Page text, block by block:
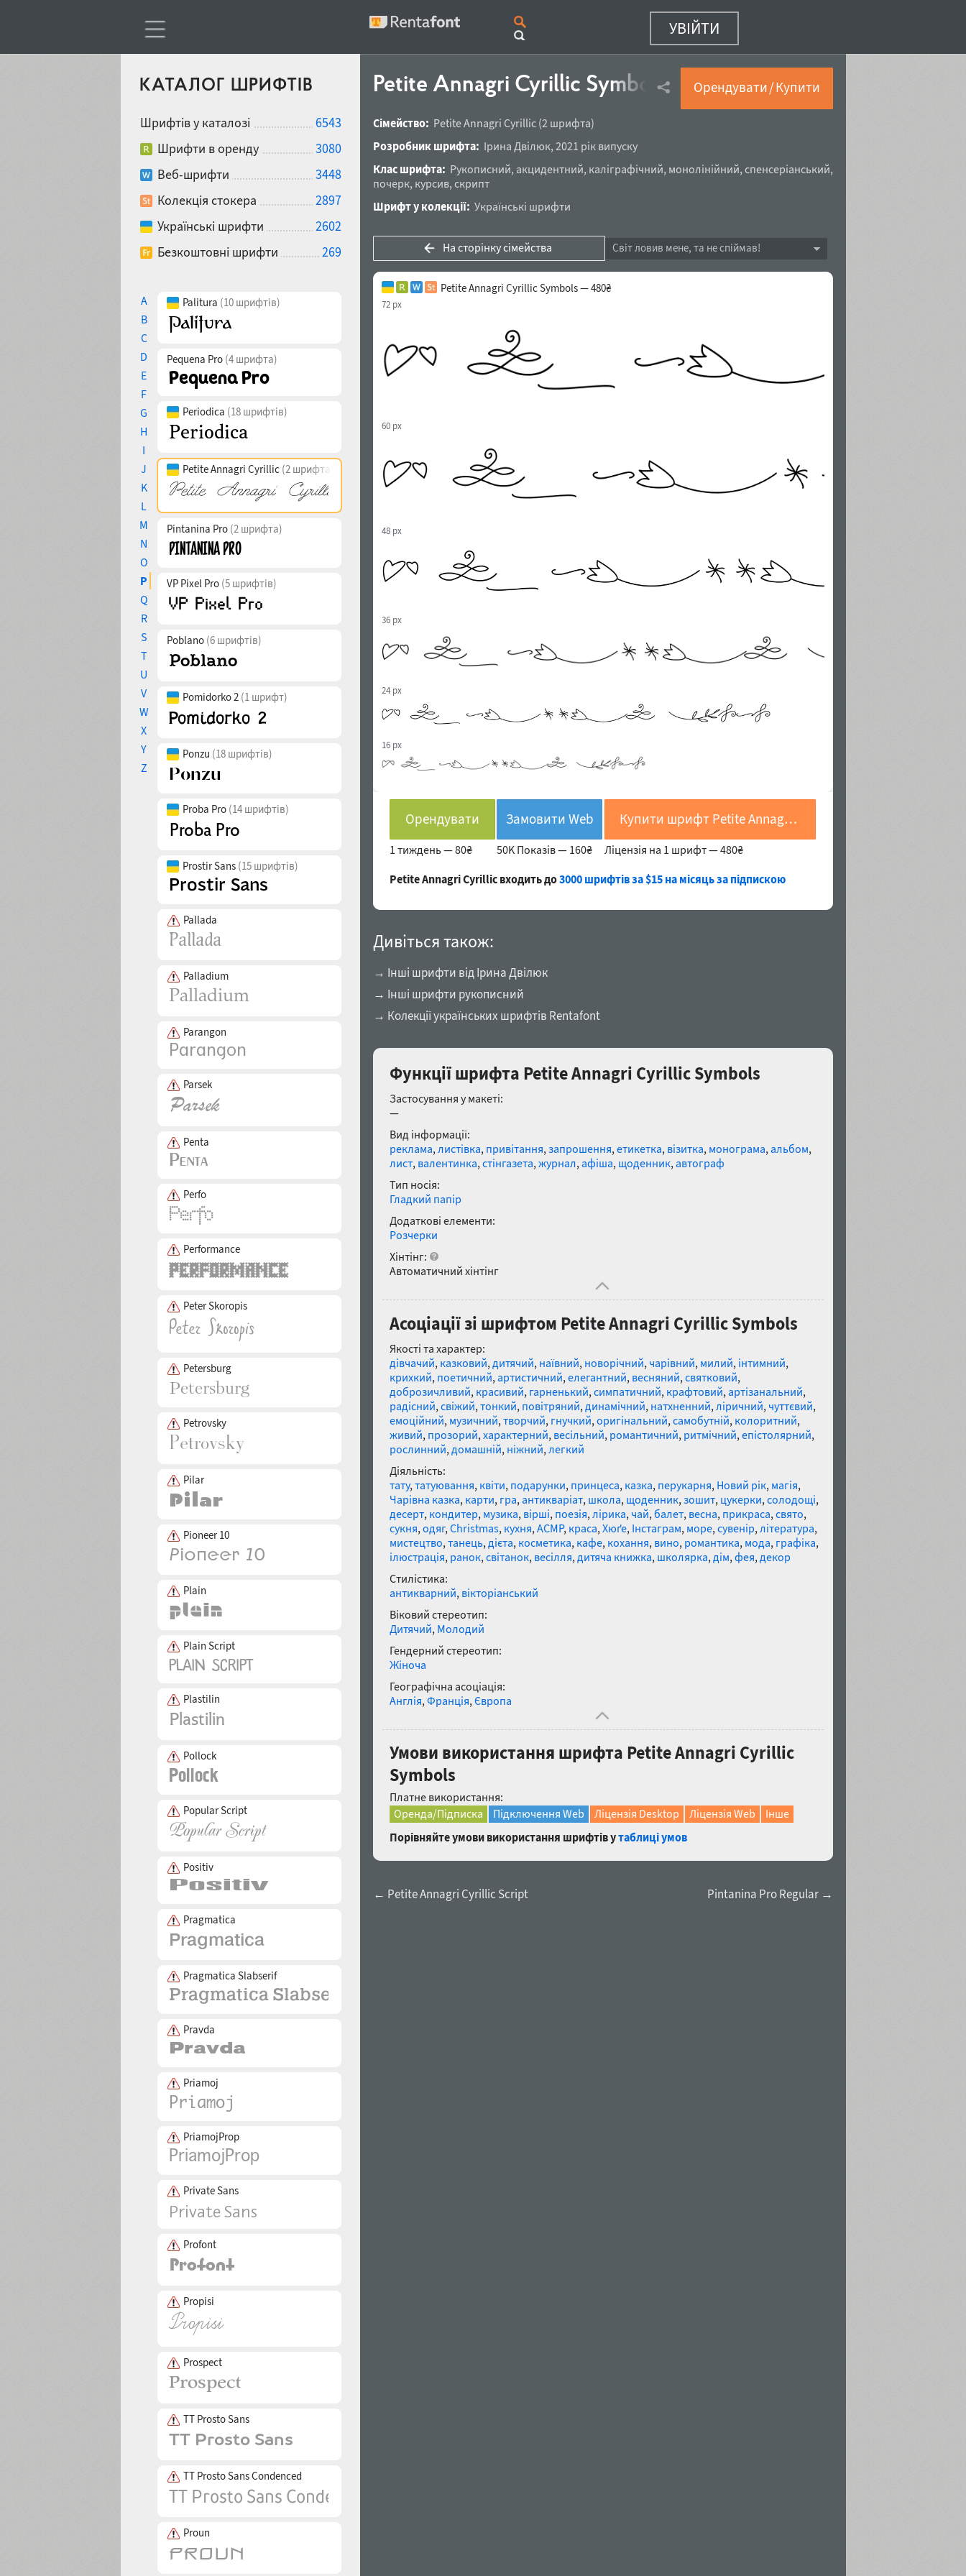
УВІЙТИ
КАТАЛОГ ШРИФТІВ
Шрифтів у каталозі
6543
Шрифти в оренду
3080
Веб-шрифти
3448
Колекція стокера
2897
Українські шрифти
2602
Безкоштовні шрифти
269
A
B
C
D
E
F
G
H
I
J
K
L
M
N
O
P
Q
R
S
T
U
V
W
X
Y
Z
Palitura (10 шрифтів)
Pequena Pro (4 шрифта)
Periodica (18 шрифтів)
Petite Annagri Cyrillic (2 шрифта)
Pintanina Pro (2 шрифта)
VP Pixel Pro (5 шрифтів)
Poblano (6 шрифтів)
Pomidorko 2 (1 шрифт)
Ponzu (18 шрифтів)
Proba Pro (14 шрифтів)
Prostir Sans (15 шрифтів)
Pallada
Palladium
Parangon
Parsek
Penta
Perfo
Performance
Peter Skoropis
Petersburg
Petrovsky
Pilar
Pioneer 10
Plain
Plain Script
Plastilin
Pollock
Popular Script
Positiv
Pragmatica
Pragmatica Slabserif
Pravda
Priamoj
PriamojProp
Private Sans
Profont
Propisi
Prospect
TT Prosto Sans
TT Prosto Sans Condenced
Proun
Petite Annagri Cyrillic Symbols (2 з 2)
Орендувати / Купити
Сімейство: Petite Annagri Cyrillic (2 шрифта)
Розробник шрифта: Ірина Двілюк, 2021 рік випуску
Клас шрифта: Рукописний, акцидентний, каліграфічний, монолінійний, спенсеріанський,
почерк, курсив, скрипт
Шрифт у колекції: Українські шрифти
На сторінку сімейства Світ ловив мене, та не спіймав!
Petite Annagri Cyrillic Symbols — 480₴
72 px
60 px
48 px
36 px
24 px
16 px
Орендувати
1 тиждень —80₴
Замовити Web
50K Показів — 160₴
Купити шрифт Petite Annagri Cyrillic Symbols
Ліцензія на 1 шрифт —480₴
Petite Annagri Cyrillic входить до3000 шрифтів за $15 на місяць за підпискою
Дивіться також:
→ Інші шрифти від Ірина Двілюк
→ Інші шрифти рукописний
→ Колекції українських шрифтів Rentafont
Функції шрифта Petite Annagri Cyrillic Symbols
Застосування у макеті:
—
Вид інформації:
реклама,листівка, привітання,запрошення,етикетка, візитка, монограма,альбом,
лист, валентинка,стінгазета,журнал,афіша, щоденник,автограф
Тип носія:
Гладкий папір
Додаткові елементи:
Розчерки
Хінтінг:
Автоматичний хінтінг
Асоціації зі шрифтом Petite Annagri Cyrillic Symbols
Якості та характер:
дівчачий, казковий,дитячий, наївний, новорічний, чарівний, милий, інтимний,
крихкий, поетичний,артистичний,елегантний, весняний,святковий,
доброзичливий, красивий, гарненький,симпатичний, крафтовий,артізанальний,
радісний,свіжий,тонкий, повітряний,динамічний, натхненний,ліричний, чуттєвий,
емоційний, музичний,творчий, гнучкий,оригінальний,самобутній, колоритний,
живий, прозорий,характерний, весільний, романтичний, ритмічний,епістолярний,
рослинний,домашній, ніжний,легкий
Діяльність:
тату,татуювання, квіти, подарунки, принцеса, казка, перукарня, Новий рік, магія,
Чарівна казка, карти, гра,антикваріат, школа, щоденник,зошит, цукерки,солодощі,
десерт, кондитер, музика, вірші, поезія,лірика, чай,балет, весна, прикраса,свято,
сукня,одяг,Christmas, кухня,АСМР, краса,Хюґе, Інстаграм, море,сувенір,література,
мистецтво,танець,дієта, косметика, кафе, кохання, вино, романтика, мода, графіка,
ілюстрація, ранок,світанок, весілля,дитяча книжка, школярка,дім,фея,декор
Стилістика:
антикварний, вікторіанський
Віковий стереотип:
Дитячий, Молодий
Гендерний стереотип:
Жіноча
Географічна асоціація:
Англія,Франція,Європа
Умови використання шрифта Petite Annagri Cyrillic
Symbols
Платне використання:
Оренда/Підписка
Підключення Web Ліцензія Desktop Ліцензія Web
Інше
Порівняйте умови використання шрифтів утаблиці умов
← Petite Annagri Cyrillic Script Pintanina Pro Regular →